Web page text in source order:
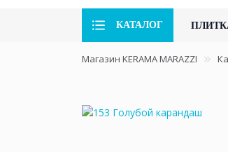
КАТАЛОГ
Магазин KERAMA MARAZZI